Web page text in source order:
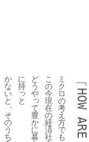
﹁
HOW
ARE
ミ
ク
ロ
の
考
え
方
で
も
こ
の
今
現
在
の
経
済
社
ど
う
や
っ
て
豊
か
に
暮
に
持
っ
と
か
な
い
と、
そ
の
う
ち